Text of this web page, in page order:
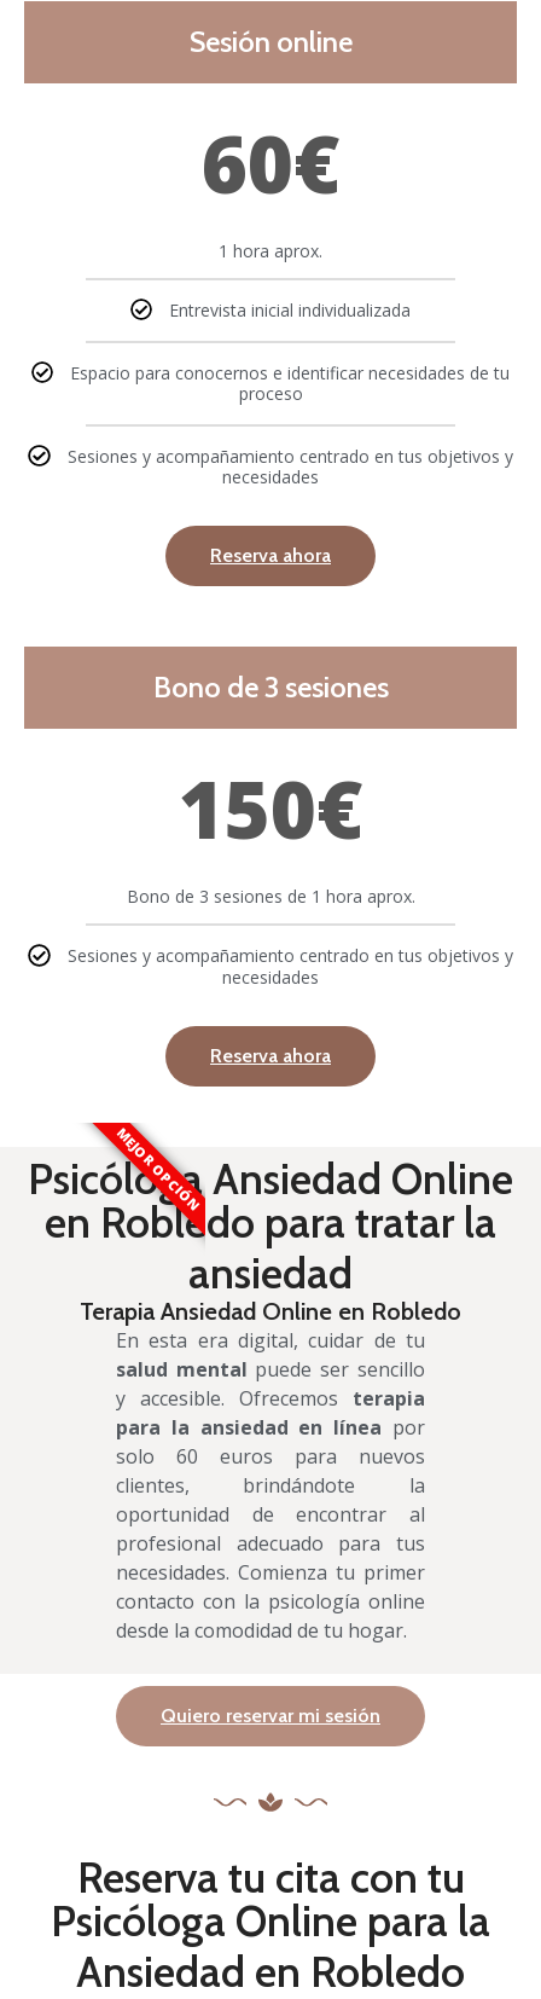
Sesión online
60€
1 hora aprox.
Entrevista inicial individualizada
Espacio para conocernos e identificar necesidades de tu
proceso
Sesiones y acompañamiento centrado en tus objetivos y
necesidades
Reserva ahora
Bono de 3 sesiones
150€
Bono de 3 sesiones de 1 hora aprox.
Sesiones y acompañamiento centrado en tus objetivos y
necesidades
Reserva ahora
MEJOR OPCIÓN
Psicóloga Ansiedad Online
en Robledo para tratar la
ansiedad
Terapia Ansiedad Online en Robledo
En esta era digital, cuidar de tu
salud mental puede ser sencillo
y accesible. Ofrecemos terapia
para la ansiedad en línea por
solo 60 euros para nuevos
clientes, brindándote la
oportunidad de encontrar al
profesional adecuado para tus
necesidades. Comienza tu primer
contacto con la psicología online
desde la comodidad de tu hogar.
Quiero reservar mi sesión
Reserva tu cita con tu
Psicóloga Online para la
Ansiedad en Robledo